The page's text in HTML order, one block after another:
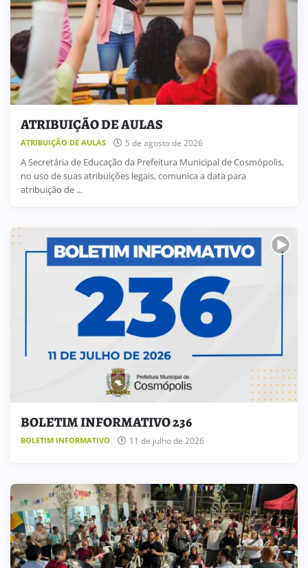
ATRIBUIÇÃO DE AULAS
ATRIBUIÇÃO DE AULAS 5 de agosto de 2026
A Secretária de Educação da Prefeitura Municipal de Cosmópolis,
no uso de suas atribuições legais, comunica a data para
atribuição de ...
BOLETIM INFORMATIVO 236
BOLETIM INFORMATIVO 11 de julho de 2026